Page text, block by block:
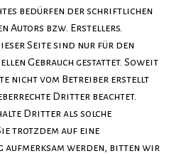
bedürfen der schriftlichen
Autors bzw. Erstellers.
Seite sind nur für den
Gebrauch gestattet. Soweit
nicht vom Betreiber erstellt
Dritter beachtet.
Dritter als solche
trotzdem auf eine
aufmerksam werden, bitten wir